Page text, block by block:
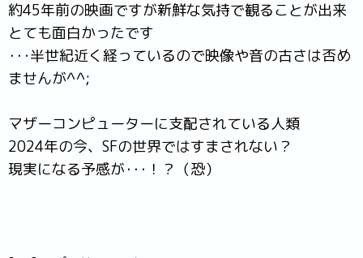
約45年前の映画ですが新鮮な気持で観ることが出来
とても面白かったです
･･･半世紀近く経っているので映像や音の古さは否め
ませんが^^;
マザーコンピューターに支配されている人類
2024年の今、SFの世界ではすまされない？
現実になる予感が･･･！？（恐）